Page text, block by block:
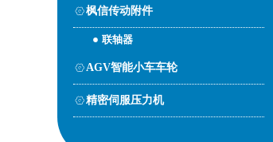
枫信传动附件
联轴器
AGV智能小车车轮
精密伺服压力机